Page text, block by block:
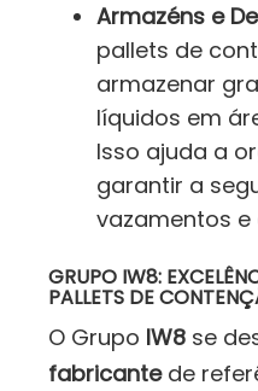
Armazéns e
pallets de
armazenar
líquidos em
Isso ajuda a
garantir a
vazamentos
GRUPO IW8:
PALLETS DE
O Grupo IW8 se
fabricantede